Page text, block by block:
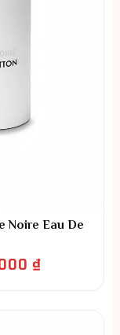
Noire Eau De
₫Giá